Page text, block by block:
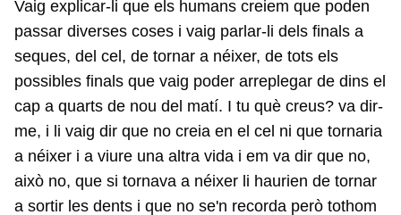
Vaig explicar-li que els humans creiem que poden
passar diverses coses i vaig parlar-li dels finals a
seques, del cel, de tornar a néixer, de tots els
possibles finals que vaig poder arreplegar de dins el
cap a quarts de nou del matí. I tu què creus? va dir-
me, i li vaig dir que no creia en el cel ni que tornaria
a néixer i a viure una altra vida i em va dir que no,
això no, que si tornava a néixer li haurien de tornar
a sortir les dents i que no se'n recorda però tothom